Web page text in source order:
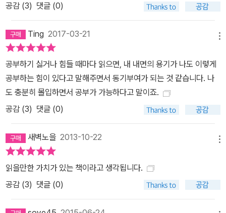
에 스트레스를 받고 있는 모든 사람들에게 황농문 교수가 선사하는
작지만 소중한 선물이 될 것이다.
공감 (3) 댓글 (0)
Ting 2017-03-21
공부하기 싫거나 힘들 때마다 읽으면, 내 내면의 용기가 나도 이렇게
공부하는 힘이 있다고 말해주면서 동기부여가 되는 것 같습니다. 나
도 충분히 몰입하면서 공부가 가능하다고 말이죠.
공감 (3) 댓글 (0)
새벽노을 2013-10-22
읽을만한 가치가 있는 책이라고 생각됩니다.
공감 (3) 댓글 (0)